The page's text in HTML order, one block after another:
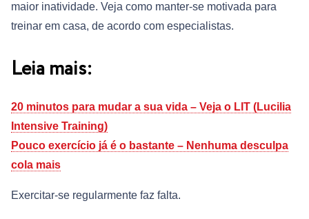
maior inatividade. Veja como manter-se motivada para
treinar em casa, de acordo com especialistas.
Leia mais:
20 minutos para mudar a sua vida – Veja o LIT (Lucilia
Intensive Training)
Pouco exercício já é o bastante – Nenhuma desculpa
cola mais
Exercitar-se regularmente faz falta.